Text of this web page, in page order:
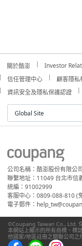
關於酷澎 Investor
信任管理中心
顧客隱私
資訊安全及隱私保護認證
Global Site
公司名稱：酷澎股份有限公
聯繫地址：11049 台北市信
統編：91002999
客服中心：0809-088-810 (
電子郵件：
©Coupang Taiwan Co., Ltd.
本網站上顯示的所有商標、標
他國家/地區註冊之關聯公司之